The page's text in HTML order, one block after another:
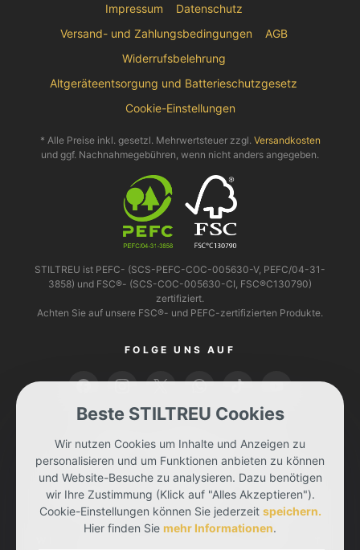
Impressum
Datenschutz
Versand- und Zahlungsbedingungen
AGB
Widerrufsbelehrung
Altgeräteentsorgung und Batterieschutzgesetz
Cookie-Einstellungen
* Alle Preise inkl. gesetzl. Mehrwertsteuer zzgl. Versandkosten
und ggf. Nachnahmegebühren, wenn nicht anders angegeben.
STILTREU ist PEFC- (SCS-PEFC-COC-005630-V, PEFC/04-31-
3858) und FSC®- (SCS-COC-005630-CI, FSC®C130790)
zertifiziert.
Achten Sie auf unsere FSC®- und PEFC-zertifizierten Produkte.
FOLGE UNS AUF
Beste STILTREU Cookies
Wir nutzen Cookies um Inhalte und Anzeigen zu
personalisieren und um Funktionen anbieten zu können
und Website-Besuche zu analysieren. Dazu benötigen
wir Ihre Zustimmung (Klick auf "Alles Akzeptieren").
Cookie-Einstellungen können Sie jederzeit speichern.
Hier finden Sie mehr Informationen.